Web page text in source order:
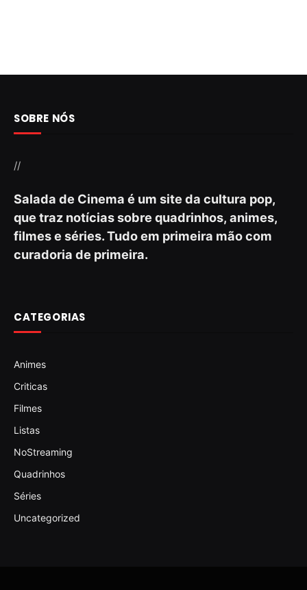
SOBRE NÓS
//
Salada de Cinema é um site da cultura pop,
que traz notícias sobre quadrinhos, animes,
filmes e séries. Tudo em primeira mão com
curadoria de primeira.
CATEGORIAS
Animes
Criticas
Filmes
Listas
NoStreaming
Quadrinhos
Séries
Uncategorized